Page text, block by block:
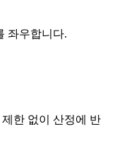
좌우합니다.
한 없이 산정에 반